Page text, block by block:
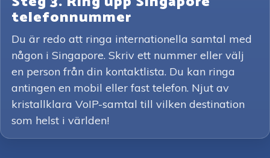
telefonnummer
Du är redo att ringa internationella samtal med
någon i Singapore. Skriv ett nummer eller välj
en person från din kontaktlista. Du kan ringa
antingen en mobil eller fast telefon. Njut av
kristallklara VoIP-samtal till vilken destination
som helst i världen!